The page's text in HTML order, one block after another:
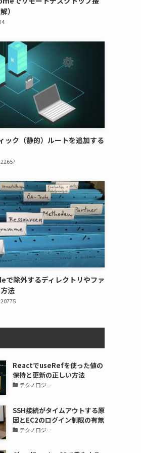
）
ック（静的）ルートを追加する
22657
除外するディレクトリやファ
法
20775
ReactでuseRefを使った値の
保持と更新の正しい方法
テクノロジー
SSH接続がタイムアウトする原
因とEC2のログイン制限の有無
テクノロジー